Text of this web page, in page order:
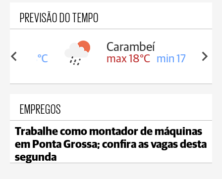
PREVISÃO DO TEMPO
18°C
Carambeí
max 18°C min 17°C
EMPREGOS
Trabalhe como montador de máquinas
em Ponta Grossa; confira as vagas desta
segunda